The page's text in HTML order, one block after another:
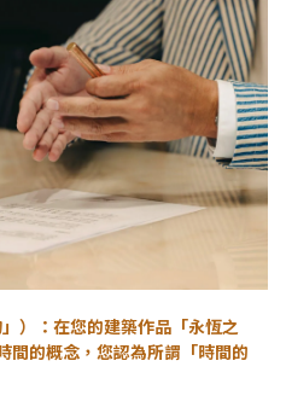
）：在您的建築作品「永恆之
間的概念，您認為所謂「時間的